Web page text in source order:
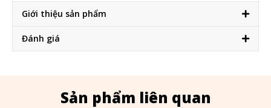
Giới thiệu sản phẩm
Đánh giá
Sản phẩm liên quan